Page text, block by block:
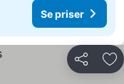
Se priser
Dela